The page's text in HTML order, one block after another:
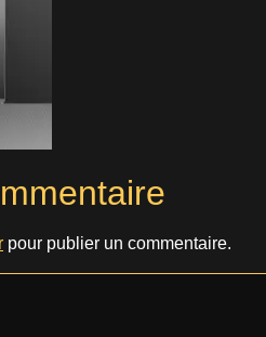
pour publier un commentaire.